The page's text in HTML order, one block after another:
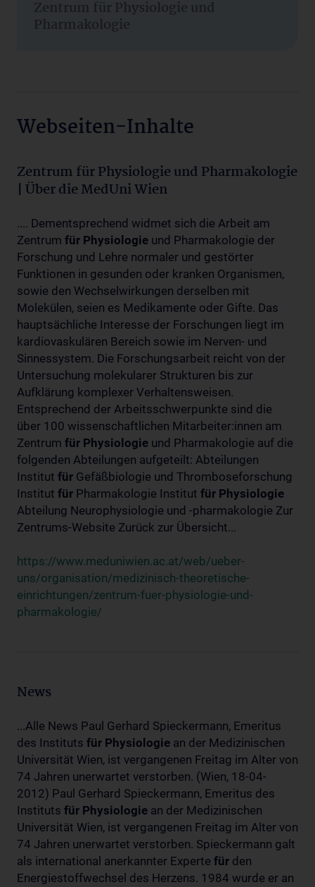
Zentrum für Physiologie und
Pharmakologie
Webseiten-Inhalte
Zentrum für Physiologie und Pharmakologie
| Über die MedUni Wien
.... Dementsprechend widmet sich die Arbeit am
Zentrum für Physiologie und Pharmakologie der
Forschung und Lehre normaler und gestörter
Funktionen in gesunden oder kranken Organismen,
sowie den Wechselwirkungen derselben mit
Molekülen, seien es Medikamente oder Gifte. Das
hauptsächliche Interesse der Forschungen liegt im
kardiovaskulären Bereich sowie im Nerven- und
Sinnessystem. Die Forschungsarbeit reicht von der
Untersuchung molekularer Strukturen bis zur
Aufklärung komplexer Verhaltensweisen.
Entsprechend der Arbeitsschwerpunkte sind die
über 100 wissenschaftlichen Mitarbeiter:innen am
Zentrum für Physiologie und Pharmakologie auf die
folgenden Abteilungen aufgeteilt: Abteilungen
Institut für Gefäßbiologie und Thromboseforschung
Institut für Pharmakologie Institut für Physiologie
Abteilung Neurophysiologie und -pharmakologie Zur
Zentrums-Website Zurück zur Übersicht...
https://www.meduniwien.ac.at/web/ueber-
uns/organisation/medizinisch-theoretische-
einrichtungen/zentrum-fuer-physiologie-und-
pharmakologie/
News
...Alle News Paul Gerhard Spieckermann, Emeritus
des Instituts für Physiologie an der Medizinischen
Universität Wien, ist vergangenen Freitag im Alter von
74 Jahren unerwartet verstorben. (Wien, 18-04-
2012) Paul Gerhard Spieckermann, Emeritus des
Instituts für Physiologie an der Medizinischen
Universität Wien, ist vergangenen Freitag im Alter von
74 Jahren unerwartet verstorben. Spieckermann galt
als international anerkannter Experte für den
Energiestoffwechsel des Herzens. 1984 wurde er an